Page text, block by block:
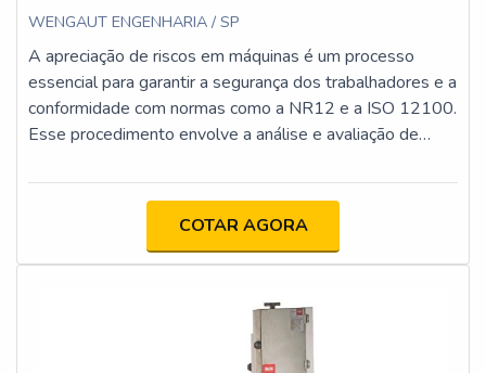
WENGAUT ENGENHARIA / SP
A apreciação de riscos em máquinas é um processo
essencial para garantir a segurança dos trabalhadores e a
conformidade com normas como a NR12 e a ISO 12100.
Esse procedimento envolve a análise e avaliação de
medidas de controle para proteger os operadores.
COTAR AGORA